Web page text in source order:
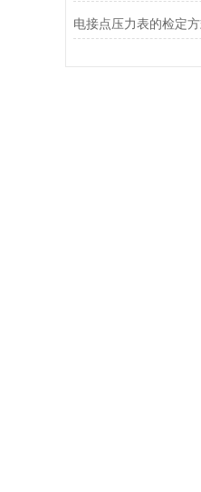
电接点压力表的检定